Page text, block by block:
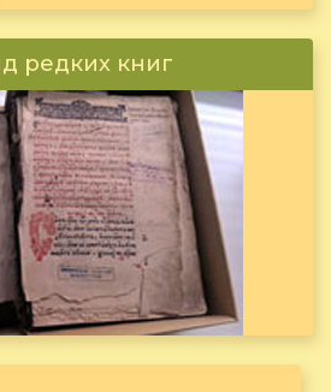
редких книг